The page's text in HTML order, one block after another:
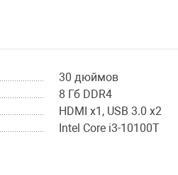
30 дюймов
8 Гб DDR4
HDMI x1, USB 3.0 x2
Intel Core i3-10100T